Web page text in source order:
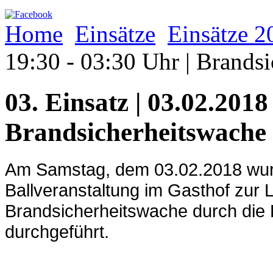
Home Einsätze Einsätze
19:30 - 03:30 Uhr |
03. Einsatz |
Am Samstag, dem 03.02.2018
Ballveranstaltung im Gasthof zur
Brandsicherheitswache durch
durchgeführt.